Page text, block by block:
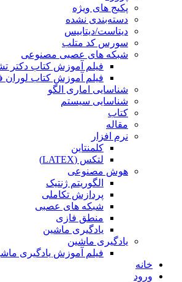
پکیج های ویژه
دسته‌بندی نشده
دیتاست/دیتابیس
سورس کد متلب
شبکه های عصبی مصنوعی
فیلم آموزش کتاب دکتر
فیلم آموزش کتاب
شناسایی اماری الگو
شناسایی سیستم
کتاب
مقاله
نرم افزار
کلمنتاین
لتکس (LATEX)
هوش مصنوعی
الگوریتم ژنتیک
پردازش تکاملی
شبکه های عصبی
منطق فازی
یادگیری ماشین
یادگیری ماشین
فیلم آموزش یادگیری
خانه
ورود